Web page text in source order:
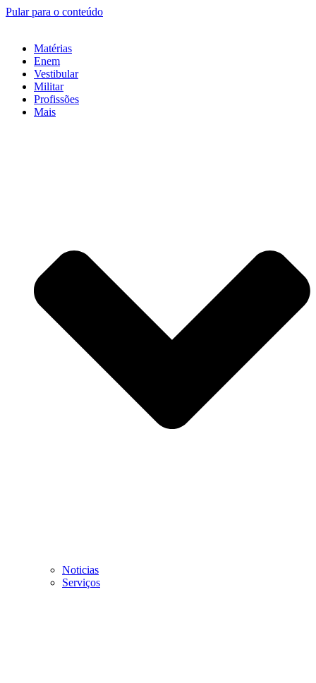
Pular para o conteúdo
Matérias
Enem
Vestibular
Militar
Profissões
Mais
Noticias
Serviços